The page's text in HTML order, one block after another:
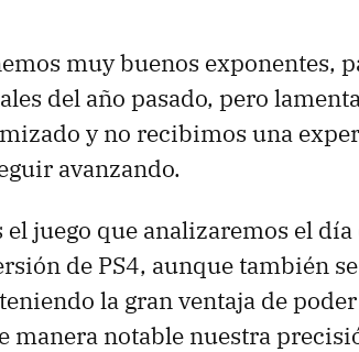
muy buenos exponentes,
del año pasado, pero
y no recibimos una
avanzando.
el juego que analizaremos el día
de PS4, aunque también
la gran ventaja de
manera notable nuestra